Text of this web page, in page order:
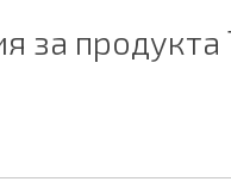
за продукта